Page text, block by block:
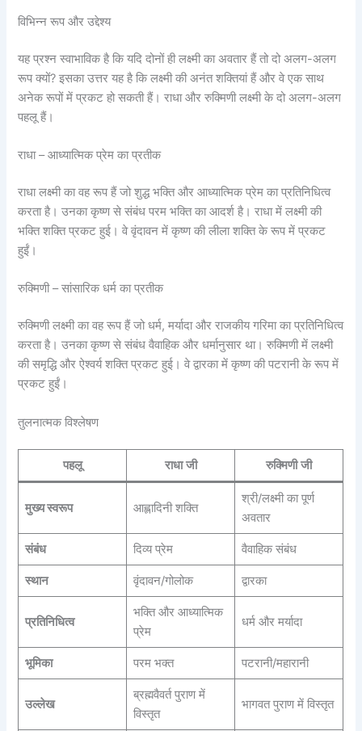
विभिन्न रूप और उद्देश्य
यह प्रश्न स्वाभाविक है कि यदि दोनों ही लक्ष्मी का अवतार हैं तो दो अलग-अलग
रूप क्यों? इसका उत्तर यह है कि लक्ष्मी की अनंत शक्तियां हैं और वे एक साथ
अनेक रूपों में प्रकट हो सकती हैं। राधा और रुक्मिणी लक्ष्मी के दो अलग-अलग
पहलू हैं।
राधा – आध्यात्मिक प्रेम का प्रतीक
राधा लक्ष्मी का वह रूप हैं जो शुद्ध भक्ति और आध्यात्मिक प्रेम का प्रतिनिधित्व
करता है। उनका कृष्ण से संबंध परम भक्ति का आदर्श है। राधा में लक्ष्मी की
भक्ति शक्ति प्रकट हुई। वे वृंदावन में कृष्ण की लीला शक्ति के रूप में प्रकट
हुईं।
रुक्मिणी – सांसारिक धर्म का प्रतीक
रुक्मिणी लक्ष्मी का वह रूप हैं जो धर्म, मर्यादा और राजकीय गरिमा का प्रतिनिधित्व
करता है। उनका कृष्ण से संबंध वैवाहिक और धर्मानुसार था। रुक्मिणी में लक्ष्मी
की समृद्धि और ऐश्वर्य शक्ति प्रकट हुई। वे द्वारका में कृष्ण की पटरानी के रूप में
प्रकट हुईं।
तुलनात्मक विश्लेषण
पहलू राधा जी रुक्मिणी जी
मुख्य स्वरूप आह्लादिनी शक्ति
श्री/लक्ष्मी का पूर्ण
अवतार
संबंध दिव्य प्रेम वैवाहिक संबंध
स्थान वृंदावन/गोलोक द्वारका
प्रतिनिधित्व
भक्ति और आध्यात्मिक
प्रेम
धर्म और मर्यादा
भूमिका परम भक्त पटरानी/महारानी
उल्लेख
ब्रह्मवैवर्त पुराण में
विस्तृत
भागवत पुराण में विस्तृत